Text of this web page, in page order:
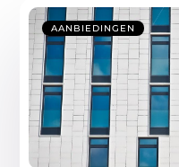
AANBIEDINGEN